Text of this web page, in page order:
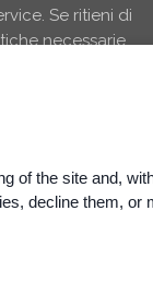
Se ritieni di
necessarie
of the site and,
decline them, or